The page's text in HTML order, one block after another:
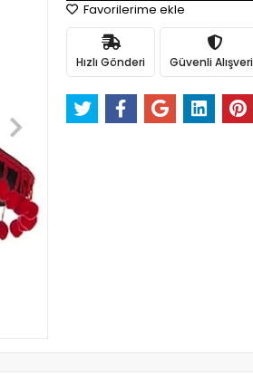
Favorilerime ekle
Hızlı Gönderi Güvenli